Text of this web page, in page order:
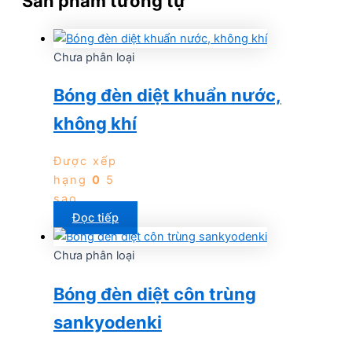
Chưa phân loại
Bóng đèn diệt khuẩn nước,
không khí
Được xếp
hạng 0 5
sao
Đọc tiếp
Chưa phân loại
Bóng đèn diệt côn trùng
sankyodenki